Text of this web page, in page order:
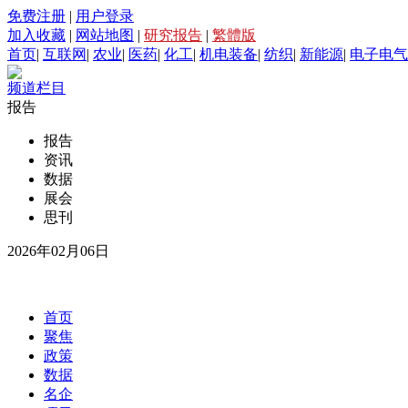
免费注册 | 用户登录
加入收藏 | 网站地图 | 研究报告 | 繁體版
首页| 互联网 | 农业| 医药| 化工| 机电装备| 纺织| 新能源| 电子电气
频道栏目
报告
报告
资讯
数据
展会
思刊
2026年02月06日
首页
聚焦
政策
数据
名企